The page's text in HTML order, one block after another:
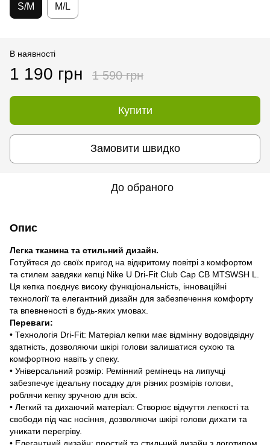
S/M M/L
В наявності
1 190 грн 1 590 грн
Купити
Замовити швидко
До обраного
Опис
Легка тканина та стильний дизайн.
Готуйтеся до своїх пригод на відкритому повітрі з комфортом
та стилем завдяки кепці Nike U Dri-Fit Club Cap CB MTSWSH L.
Ця кепка поєднує високу функціональність, інноваційні
технології та елегантний дизайн для забезпечення комфорту
та впевненості в будь-яких умовах.
Переваги:
• Технологія Dri-Fit: Матеріал кепки має відмінну водовідвідну
здатність, дозволяючи шкірі голови залишатися сухою та
комфортною навіть у спеку.
• Універсальний розмір: Ремінний ремінець на липучці
забезпечує ідеальну посадку для різних розмірів голови,
роблячи кепку зручною для всіх.
• Легкий та дихаючий матеріал: Створює відчуття легкості та
свободи під час носіння, дозволяючи шкірі голови дихати та
уникати перегріву.
• Елегантний дизайн: простий та стильний дизайн з логотипом